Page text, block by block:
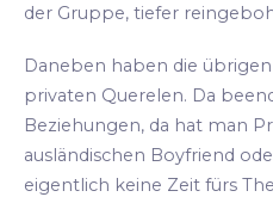
der Gruppe, tiefer
Daneben haben die
privaten Querelen. Da
Beziehungen, da hat man
ausländischen Boyfriend
eigentlich keine Zeit fürs